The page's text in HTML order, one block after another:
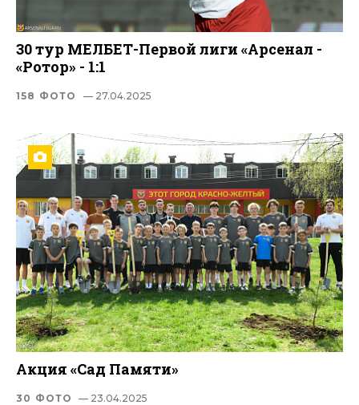
30 тур МЕЛБЕТ-Первой лиги «Арсенал -
«Ротор» - 1:1
158 ФОТО — 27.04.2025
Акция «Сад Памяти»
30 ФОТО — 23.04.2025